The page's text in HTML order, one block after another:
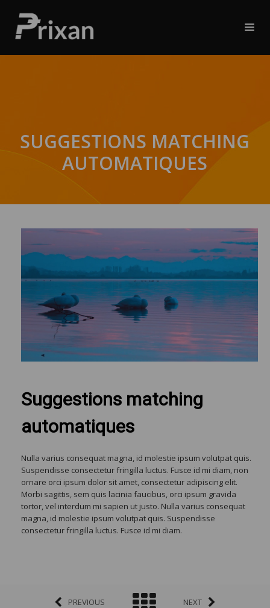
SUGGESTIONS MATCHING
AUTOMATIQUES
Suggestions matching
automatiques
Nulla varius consequat magna, id molestie ipsum volutpat quis.
Suspendisse consectetur fringilla luctus. Fusce id mi diam, non
ornare orci ipsum dolor sit amet, consectetur adipiscing elit.
Morbi sagittis, sem quis lacinia faucibus, orci ipsum gravida
tortor, vel interdum mi sapien ut justo. Nulla varius consequat
magna, id molestie ipsum volutpat quis. Suspendisse
consectetur fringilla luctus. Fusce id mi diam.
PREVIOUS NEXT